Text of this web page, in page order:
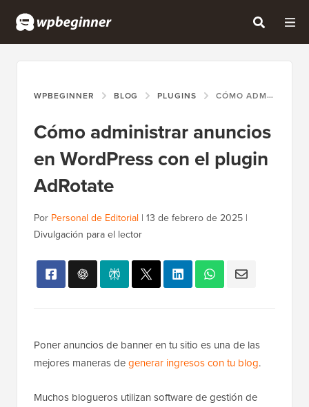
WPBEGINNER BLOG PLUGINS CÓMO ADMINISTRAR ANUNCIOS EN WORDPRESS CON EL PLUGIN ADROTATE
Cómo administrar anuncios
en WordPress con el plugin
AdRotate
Por Personal de Editorial | 13 de febrero de 2025 |
Divulgación para el lector
Poner anuncios de banner en tu sitio es una de las
mejores maneras degenerar ingresos con tu blog.
Muchos blogueros utilizan software de gestión de